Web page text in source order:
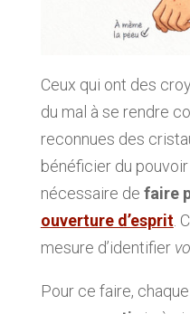
Ceux qui ont des
du mal à se rendre
reconnues des
bénéficier du
nécessaire de faire
ouverture d’esprit.
mesure d’identifier
Pour ce faire,